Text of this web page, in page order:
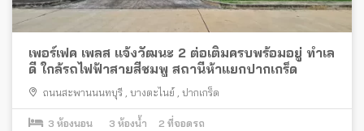
เพอร์เฟค เพลส แจ้งวัฒนะ 2 ต่อเติมครบพร้อมอยู่ ทำเล
ดี ใกล้รถไฟฟ้าสายสีชมพู สถานีห้าแยกปากเกร็ด
ถนนสะพานนนทบุรี , บางตะไนย์ , ปากเกร็ด
3 ห้องนอน 3 ห้องน้ำ 2 ที่จอดรถ